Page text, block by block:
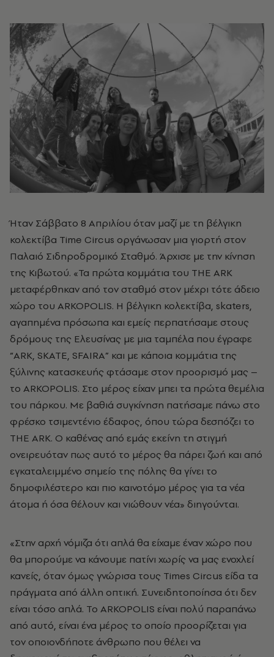
Ήταν Σάββατο 8 Απριλίου όταν μαζί με τη βέλγικη
κολεκτίβα Time Circus οργάνωσαν μια γιορτή στον
Παλαιό Σιδηροδρομικό Σταθμό. Άρχισε με την κίνηση
της Κιβωτού. «Τα πρώτα κομμάτια του ΤΗΕ ARK
μεταφέρθηκαν από τον σταθμό στον μέχρι τότε άδειο
χώρο του ΑRKOPOLIS. Η βέλγικη κολεκτίβα, skaters,
αγαπημένα πρόσωπα και εμείς περπατήσαμε στους
δρόμους της Ελευσίνας με μια ταμπέλα που έγραφε
“ARK, SKATE, SFAIRA” και με κάποια κομμάτια της
ξύλινης κατασκευής φτάσαμε στον προορισμό μας –
το ARKOPOLIS. Στο μέρος είχαν μπει τα πρώτα θεμέλια
του πάρκου. Με βαθιά συγκίνηση πατήσαμε πάνω στο
φρέσκο τσιμεντένιο έδαφος, όπου τώρα δεσπόζει το
ΤΗΕ ARK. Ο καθένας από εμάς εκείνη τη στιγμή
ονειρευόταν πως αυτό το μέρος θα πάρει ζωή και από
εγκαταλειμμένο σημείο της πόλης θα γίνει το
δημοφιλέστερο και πιο καινοτόμο μέρος για τα νέα
άτομα ή όσα θέλουν και νιώθουν νέα» διηγούνται.
«Στην αρχή νόμιζα ότι απλά θα είχαμε έναν χώρο που
θα μπορούμε να κάνουμε πατίνι χωρίς να μας ενοχλεί
κανείς, όταν όμως γνώρισα τους Times Circus είδα τα
πράγματα από άλλη οπτική. Συνειδητοποίησα ότι δεν
είναι τόσο απλά. Το ARKOPOLIS είναι πολύ παραπάνω
από αυτό, είναι ένα μέρος το οποίο προορίζεται για
τον οποιονδήποτε άνθρωπο που θέλει να